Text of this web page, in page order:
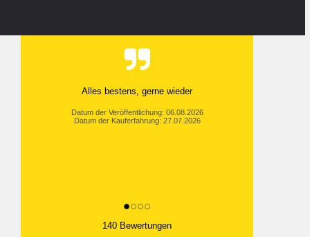
Alles bestens, gerne wieder
Datum der Veröffentlichung: 06.08.2026
Datum der Kauferfahrung: 27.07.2026
140 Bewertungen